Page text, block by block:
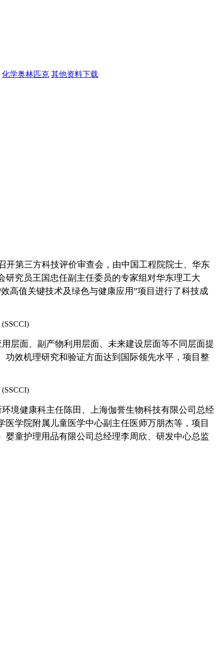
化学奥林匹克 其他资料下载
开第三方科技评价审查会，由中国工程院院士、华东
研究员王国忠任副主任委员的专家组对华东理工大
高值关键技术及绿色与健康应用”项目进行了科技成
层面、副产物利用层面、未来建设层面等不同层面提
效机理研究和验证方面达到国际领先水平，项目整
境健康科主任陈田、上海伽誉生物科技有限公司总经
学院附属儿童医学中心副主任医师万朋杰等，项目
婴童护理用品有限公司 总经理李周欣、研发中心总监